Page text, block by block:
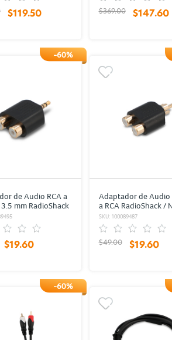
$119.50 $369.00 $147.60
-60%
de Audio RCA a
mm RadioShack
$19.60
Adaptador de Audio
a RCA RadioShack /
SKU: 100089487
$49.00 $19.60
-60%